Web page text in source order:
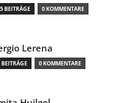
BEITRÄGE 0 KOMMENTARE
Lerena
BEITRÄGE 0 KOMMENTARE